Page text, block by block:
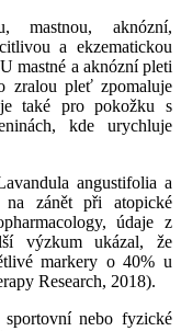
mastnou, aknózní,
a ekzematickou
mastné a aknózní pleti
zralou pleť zpomaluje
také pro pokožku s
kde urychluje
angustifolia a
zánět při atopické
údaje z
výzkum ukázal, že
markery o 40% u
Research, 2018).
nebo fyzické